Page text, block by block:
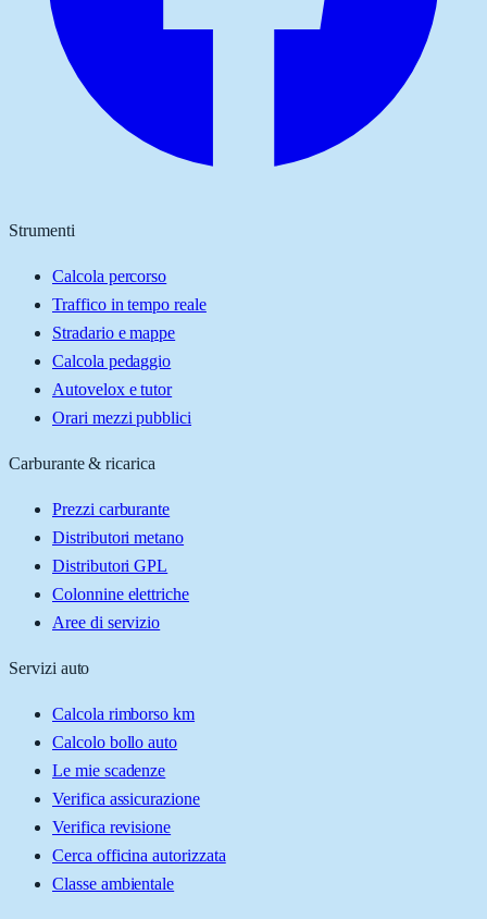
Strumenti
Calcola percorso
Traffico in tempo reale
Stradario e mappe
Calcola pedaggio
Autovelox e tutor
Orari mezzi pubblici
Carburante & ricarica
Prezzi carburante
Distributori metano
Distributori GPL
Colonnine elettriche
Aree di servizio
Servizi auto
Calcola rimborso km
Calcolo bollo auto
Le mie scadenze
Verifica assicurazione
Verifica revisione
Cerca officina autorizzata
Classe ambientale